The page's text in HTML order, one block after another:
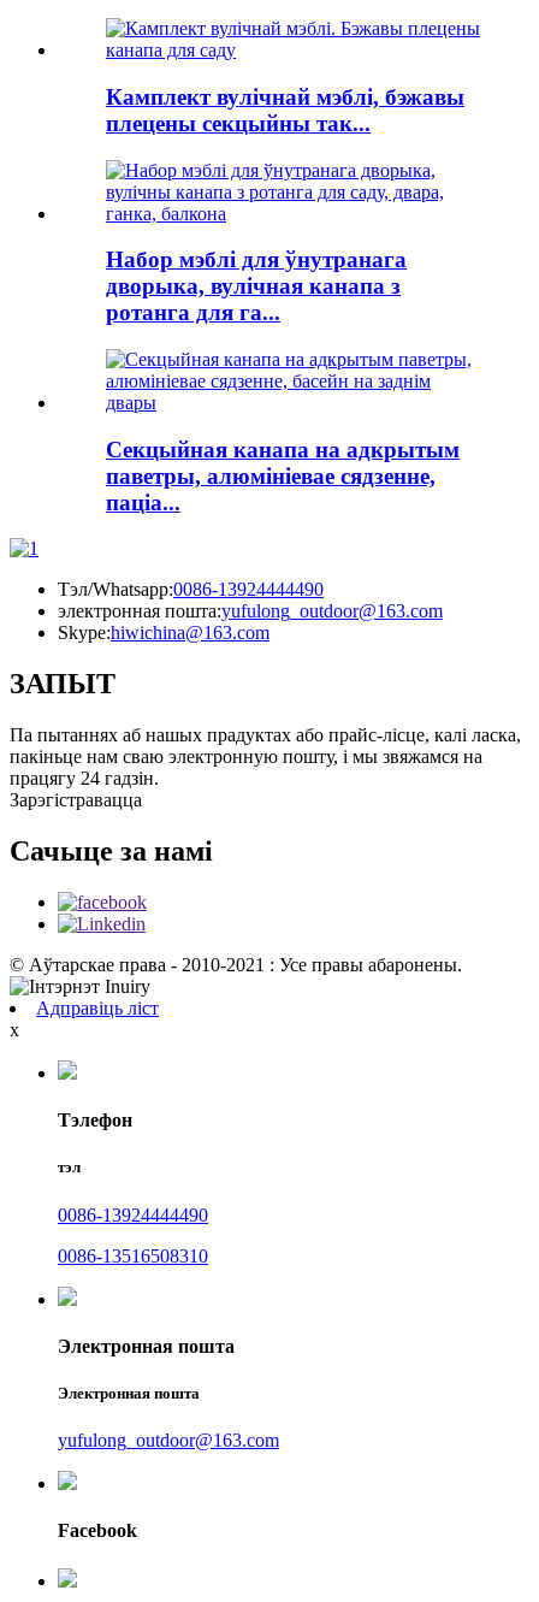
Камплект вулічнай мэблі, бэжавы
плецены секцыйны так...
Набор мэблі для ўнутранага
дворыка, вулічная канапа з
ротанга для га...
Секцыйная канапа на адкрытым
паветры, алюмініевае сядзенне,
паціа...
Тэл/Whatsapp:0086-13924444490
электронная пошта:yufulong_outdoor@163.com
Skype:hiwichina@163.com
ЗАПЫТ
Па пытаннях аб нашых прадуктах або прайс-лісце, калі ласка,
пакіньце нам сваю электронную пошту, і мы звяжамся на
працягу 24 гадзін.
Зарэгістравацца
Сачыце за намі
© Аўтарскае права - 2010-2021 : Усе правы абаронены.
Адправіць ліст
x
Тэлефон
тэл
0086-13924444490
0086-13516508310
Электронная пошта
Электронная пошта
yufulong_outdoor@163.com
Facebook